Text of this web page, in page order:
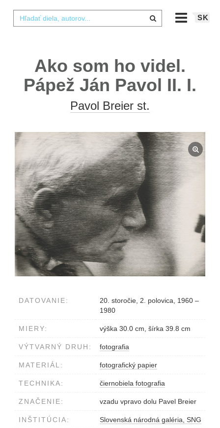
SK
Ako som ho videl.
Pápež Ján Pavol II. I.
Pavol Breier st.
DATOVANIE:
20. storočie, 2. polovica, 1960 –
1980
MIERY: výška 30.0 cm, šírka 39.8 cm
VÝTVARNÝ DRUH: fotografia
MATERIÁL: fotografický papier
TECHNIKA: čiernobiela fotografia
ZNAČENIE: vzadu vpravo dolu Pavel Breier
INŠTITÚCIA: Slovenská národná galéria, SNG